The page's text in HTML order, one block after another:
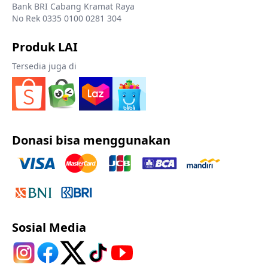
Bank BRI Cabang Kramat Raya
No Rek 0335 0100 0281 304
Produk LAI
Tersedia juga di
Donasi bisa menggunakan
Sosial Media